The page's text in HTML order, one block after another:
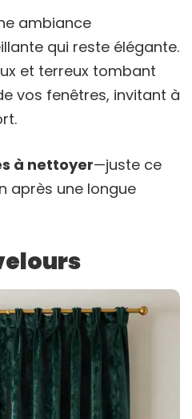
ambiance
qui reste élégante.
et terreux tombant
vos fenêtres, invitant à
à nettoyer—juste ce
après une longue